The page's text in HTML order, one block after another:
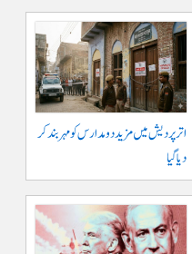
اتر پردیش میں مزید دو مدارس کو مہر بند کر
دیا گیا